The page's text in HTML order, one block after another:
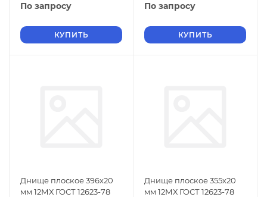
По запросу
КУПИТЬ
По запросу
КУПИТЬ
Днище плоское 396х20
мм 12МХ ГОСТ 12623-78
Днище плоское 355х20
мм 12МХ ГОСТ 12623-78